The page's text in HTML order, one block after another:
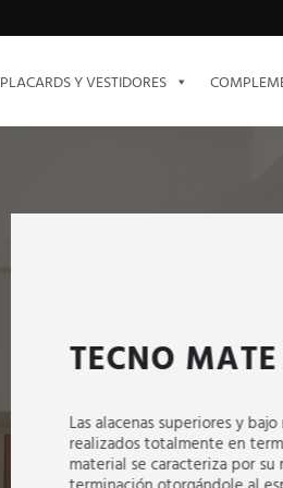
PLACARDS Y VESTIDORES
TECNO
Las alacenas superiores y
realizados totalmente en
material se caracteriza por